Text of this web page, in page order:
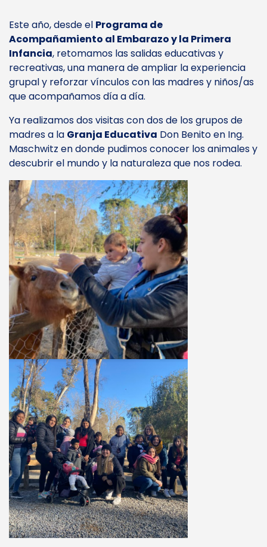
Este año, desde el Programa de
Acompañamiento al Embarazo y la Primera
Infancia, retomamos las salidas educativas y
recreativas, una manera de ampliar la experiencia
grupal y reforzar vínculos con las madres y niños/as
que acompañamos día a día.
Ya realizamos dos visitas con dos de los grupos de
madres a la Granja Educativa Don Benito en Ing.
Maschwitz en donde pudimos conocer los animales y
descubrir el mundo y la naturaleza que nos rodea.